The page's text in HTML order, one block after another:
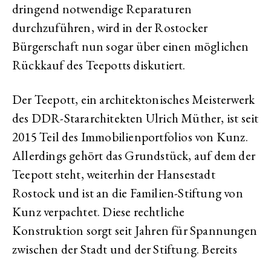
dringend notwendige Reparaturen
durchzuführen, wird in der Rostocker
Bürgerschaft nun sogar über einen möglichen
Rückkauf des Teepotts diskutiert.
Der Teepott, ein architektonisches Meisterwerk
des DDR-Stararchitekten Ulrich Müther, ist seit
2015 Teil des Immobilienportfolios von Kunz.
Allerdings gehört das Grundstück, auf dem der
Teepott steht, weiterhin der Hansestadt
Rostock und ist an die Familien-Stiftung von
Kunz verpachtet. Diese rechtliche
Konstruktion sorgt seit Jahren für Spannungen
zwischen der Stadt und der Stiftung. Bereits